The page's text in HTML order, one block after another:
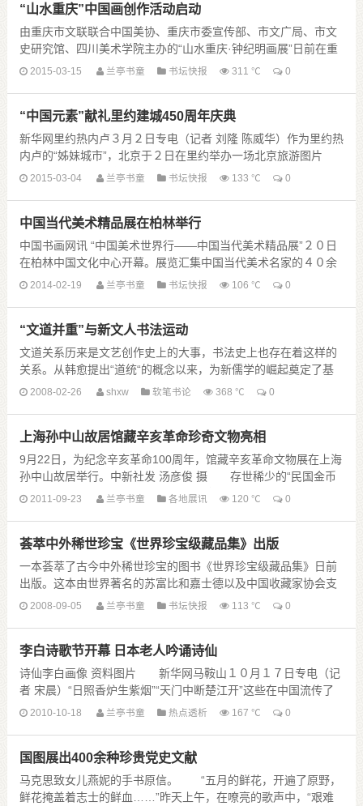
“山水重庆”中国画创作活动启动
由重庆市文联联合中国美协、重庆市委宣传部、市文广局、市文
史研究馆、四川美术学院主办的“山水重庆·钟纪明画展”日前在重
庆举行，标示着“山水重庆·中国画创作活动”正式启动。 钟纪明现
2015-03-15 兰亭书童 书坛快报 311 ℃ 0
“中国元素”献礼里约建城450周年庆典
新华网里约热内卢３月２日专电（记者 刘隆 陈威华）作为里约热
内卢的“姊妹城市”，北京于２日在里约举办一场北京旅游图片
展，向这座南美城市建城４５０周年庆典系列活动献礼。
2015-03-04 兰亭书童 书坛快报 133 ℃ 0
中国当代美术精品展在柏林举行
中国书画网讯 “中国美术世界行——中国当代美术精品展”２０日
在柏林中国文化中心开幕。展览汇集中国当代美术名家的４０余
幅精品力作，风格多样，聚焦中国西部和当代社会题材。
2014-02-19 兰亭书童 书坛快报 106 ℃ 0
“文道并重”与新文人书法运动
文道关系历来是文艺创作史上的大事，书法史上也存在着这样的
关系。从韩愈提出“道统“的概念以来，为新儒学的崛起奠定了基
础。在理学内部也分为两股势力，其中以道学为主体的二程等人
2008-02-26 shxw 软笔书论 368 ℃ 0
上海孙中山故居馆藏辛亥革命珍奇文物亮相
9月22日，为纪念辛亥革命100周年，馆藏辛亥革命文物展在上海
孙中山故居举行。中新社发 汤彦俊 摄 存世稀少的“民国金币
券”、暗器扇子刀、军用钞票……为纪念辛......
2011-09-23 兰亭书童 各地展讯 120 ℃ 0
荟萃中外稀世珍宝《世界珍宝级藏品集》出版
一本荟萃了古今中外稀世珍宝的图书《世界珍宝级藏品集》日前
出版。这本由世界著名的苏富比和嘉士德以及中国收藏家协会支
持的精品图书，集东西方各国之瑰宝极品，展现全球最顶级的名
2008-09-05 兰亭书童 书坛快报 113 ℃ 0
李白诗歌节开幕 日本老人吟诵诗仙
诗仙李白画像 资料图片 新华网马鞍山１０月１７日专电（记
者 宋晨）“日照香炉生紫烟”“天门中断楚江开”这些在中国流传了
千年的诗句，如今受到日本诗友的“热捧”。......
2010-10-18 兰亭书童 热点透析 167 ℃ 0
国图展出400余种珍贵党史文献
马克思致女儿燕妮的手书原信。 “五月的鲜花，开遍了原野，
鲜花掩盖着志士的鲜血……”昨天上午，在嘹亮的歌声中，“艰难